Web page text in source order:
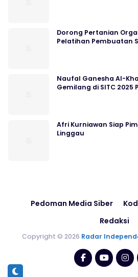
Dorong Pertanian
Pelatihan Pembuatan
Naufal Ganesha Al-
Gemilang di SITC 2025
Afri Kurniawan Siap
Linggau
Pedoman Media Siber
Redaksi
Copyright © 2026 Radar